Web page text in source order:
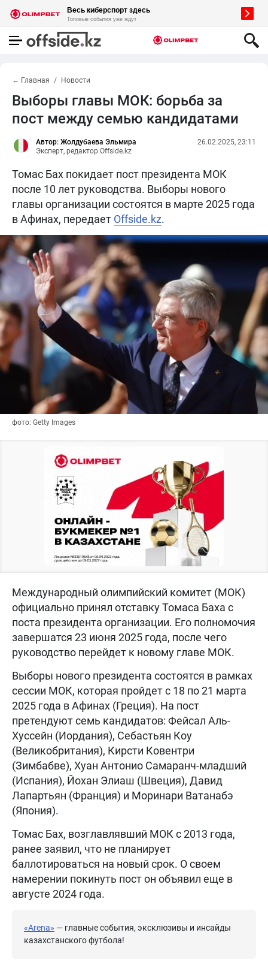
← Главная Новости
Выборы главы МОК: борьба за
пост между семью кандидатами
Автор: Жолдубаева Эльмира
Эксперт, редактор Offside.kz
26.02.2025, 23:11
Томас Бах покидает пост президента МОК
после 10 лет руководства. Выборы нового
главы организации состоятся в марте 2025 года
в Афинах, передает Offside.kz.
фото: Getty Images
Международный олимпийский комитет (МОК)
официально принял отставку Томаса Баха с
поста президента организации. Его полномочия
завершатся 23 июня 2025 года, после чего
руководство перейдет к новому главе МОК.
Выборы нового президента состоятся в рамках
сессии МОК, которая пройдет с 18 по 21 марта
2025 года в Афинах (Греция). На пост
претендуют семь кандидатов: Фейсал Аль-
Хуссейн (Иордания), Себастьян Коу
(Великобритания), Кирсти Ковентри
(Зимбабве), Хуан Антонио Самаранч-младший
(Испания), Йохан Элиаш (Швеция), Давид
Лапартьян (Франция) и Моринари Ватанабэ
(Япония).
Томас Бах, возглавлявший МОК с 2013 года,
ранее заявил, что не планирует
баллотироваться на новый срок. О своем
намерении покинуть пост он объявил еще в
августе 2024 года.
«Arena» — главные события, эксклюзивы и инсайды
казахстанского футбола!